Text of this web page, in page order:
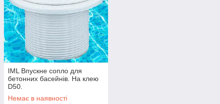
IML Впускне сопло для
бетонних басейнів. На клею
D50.
Немає в наявності